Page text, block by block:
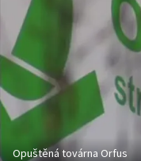
Opuštěná továrna Orfus